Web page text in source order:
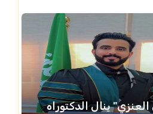
ينال الدكتوراه